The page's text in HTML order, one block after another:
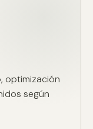
optimización
según